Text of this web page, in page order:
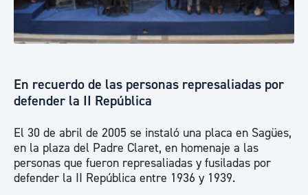
En recuerdo de las personas represaliadas por
defender la II República
El 30 de abril de 2005 se instaló una placa en Sagües,
en la plaza del Padre Claret, en homenaje a las
personas que fueron represaliadas y fusiladas por
defender la II República entre 1936 y 1939.